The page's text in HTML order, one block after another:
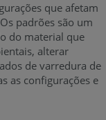
que afetam
padrões são um
do material que
alterar
de varredura de
as configurações e